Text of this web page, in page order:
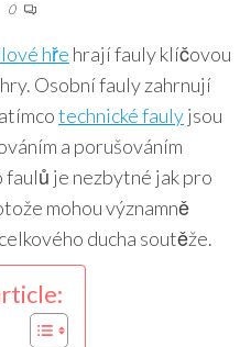
0
hře hrají fauly klíčovou
Osobní fauly zahrnují
technické faulyjsou
a porušováním
je nezbytné jak pro
mohou významně
ducha soutěže.